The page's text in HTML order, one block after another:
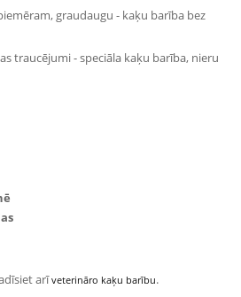
graudaugu - kaķu barība bez
traucējumi - speciāla kaķu barība, nieru
arīveterināro kaķu barību.